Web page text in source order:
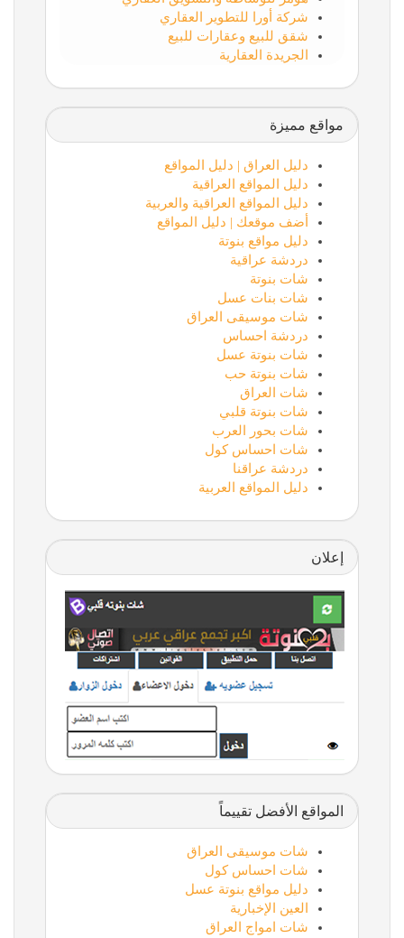
شركة أورا للتطوير العقاري
شقق للبيع وعقارات للبيع
الجريدة العقارية
مواقع مميزة
دليل العراق | دليل المواقع
دليل المواقع العراقية
دليل المواقع العراقية والعربية
أضف موقعك | دليل المواقع
دليل مواقع بنوتة
دردشة عراقية
شات بنوتة
شات بنات عسل
شات موسيقى العراق
دردشة احساس
شات بنوتة عسل
شات بنوتة حب
شات العراق
شات بنوتة قلبي
شات بحور العرب
شات احساس كول
دردشة عراقنا
دليل المواقع العربية
إعلان
المواقع الأفضل تقييماً
شات موسيقى العراق
شات احساس كول
دليل مواقع بنوتة عسل
العين الإخبارية
شات امواج العراق